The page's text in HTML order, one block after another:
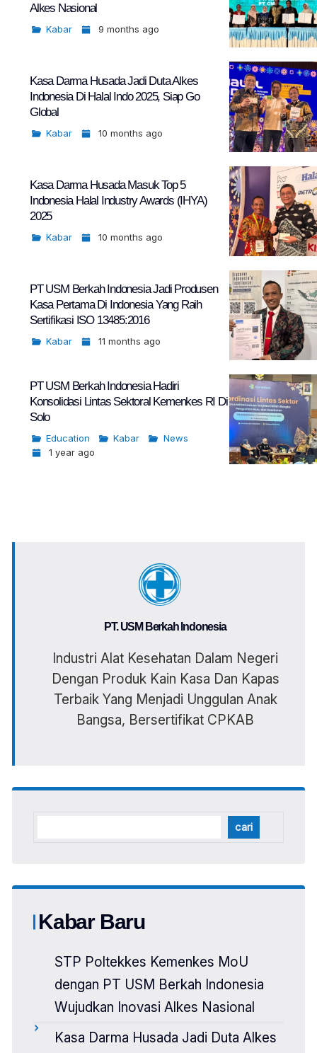
Alkes Nasional
Kabar 9 months ago
Kasa Darma Husada Jadi Duta Alkes
Indonesia Di Halal Indo 2025, Siap Go
Global
Kabar 10 months ago
Kasa Darma Husada Masuk Top 5
Indonesia Halal Industry Awards (IHYA)
2025
Kabar 10 months ago
PT USM Berkah Indonesia Jadi Produsen
Kasa Pertama Di Indonesia Yang Raih
Sertifikasi ISO 13485:2016
Kabar 11 months ago
PT USM Berkah Indonesia Hadiri
Konsolidasi Lintas Sektoral Kemenkes RI Di
Solo
Education Kabar
News
1 year ago
PT. USM Berkah Indonesia
Industri Alat Kesehatan Dalam Negeri
Dengan Produk Kain Kasa Dan Kapas
Terbaik Yang Menjadi Unggulan Anak
Bangsa, Bersertifikat CPKAB
cari
Kabar Baru
STP Poltekkes Kemenkes MoU
dengan PT USM Berkah Indonesia
Wujudkan Inovasi Alkes Nasional
Kasa Darma Husada Jadi Duta Alkes